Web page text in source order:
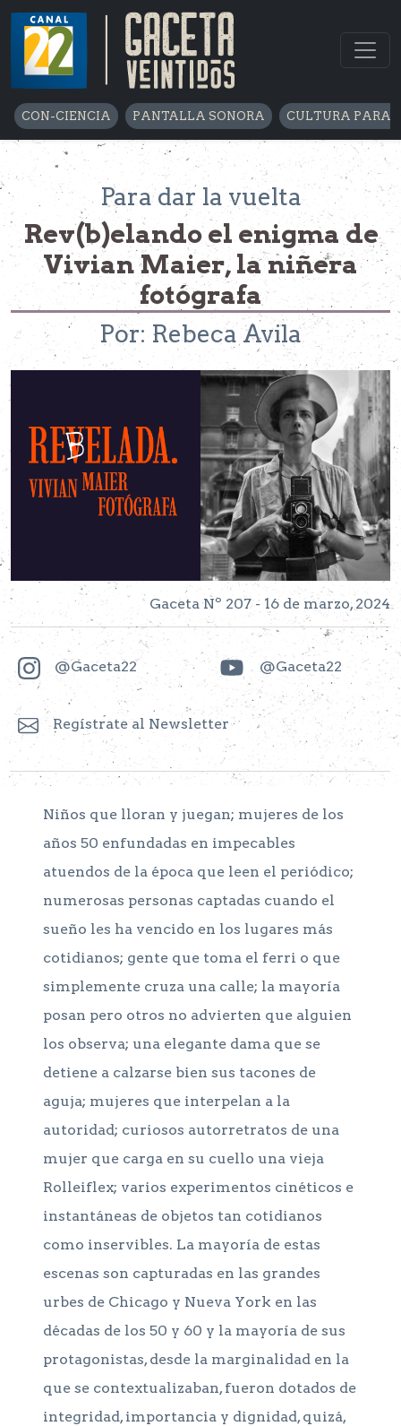
CON-CIENCIA PANTALLA SONORA CULTURA PARA
Para dar la vuelta
Rev(b)elando el enigma de
Vivian Maier, la niñera
fotógrafa
Por: Rebeca Avila
Gaceta Nº 207 - 16 de marzo, 2024
@Gaceta22 @Gaceta22
Regístrate al Newsletter
Niños que lloran y juegan; mujeres de los
años 50 enfundadas en impecables
atuendos de la época que leen el periódico;
numerosas personas captadas cuando el
sueño les ha vencido en los lugares más
cotidianos; gente que toma el ferri o que
simplemente cruza una calle; la mayoría
posan pero otros no advierten que alguien
los observa; una elegante dama que se
detiene a calzarse bien sus tacones de
aguja; mujeres que interpelan a la
autoridad; curiosos autorretratos de una
mujer que carga en su cuello una vieja
Rolleiflex; varios experimentos cinéticos e
instantáneas de objetos tan cotidianos
como inservibles. La mayoría de estas
escenas son capturadas en las grandes
urbes de Chicago y Nueva York en las
décadas de los 50 y 60 y la mayoría de sus
protagonistas, desde la marginalidad en la
que se contextualizaban, fueron dotados de
integridad, importancia y dignidad, quizá,